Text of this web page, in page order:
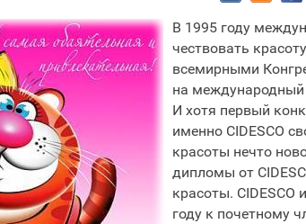
В 1995 году
чествовать
всемирными
на
И хотя первый
именно CIDESCO
красоты нечто
дипломы от
красоты. CIDESCO
году к почетному